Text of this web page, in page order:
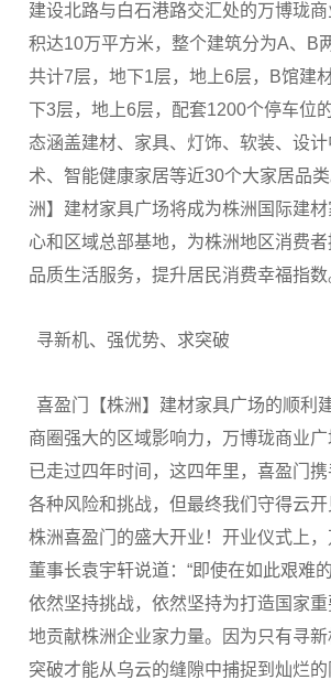
建设北路与白石港路交汇处的万博珑
积达10万平方米，整个建筑分为A、B
共计7层，地下1层，地上6层，B馆建
下3层，地上6层，配套1200个停车位
态涵盖建材、家具、灯饰、软装、设
术、智能健康家居等近30个大家居品
洲】建材家具广场将成为株洲国际建
心和区域总部基地，为株洲地区消费
品质生活服务，提升居民消费幸福指数
寻新机、强优势、求突破
喜盈门【株洲】建材家具广场的顺利
商圈强大的区域影响力，万博珑商业
已走过四年时间，这四年里，喜盈门
各种风险和挑战，但最终我们守得云
株洲喜盈门的盛大开业！开业仪式上
董事长袁宇轩说道：“即使在如此艰难
依然坚持挑战，依然坚持为打造国家
地贡献株洲企业家力量。因为只有寻
突破才能从乌云的缝隙中捕捉到灿烂的